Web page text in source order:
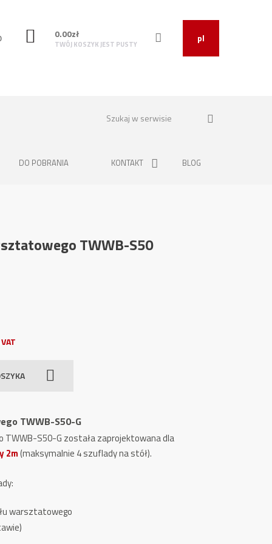
pl
0.00zł
TWÓJ KOSZYK JEST PUSTY
DO POBRANIA KONTAKT BLOG
TWWB-S50
TWWB-S50-G
S50-G została zaprojektowana dla
2m(maksymalnie 4 szuflady na stół).
warsztatowego